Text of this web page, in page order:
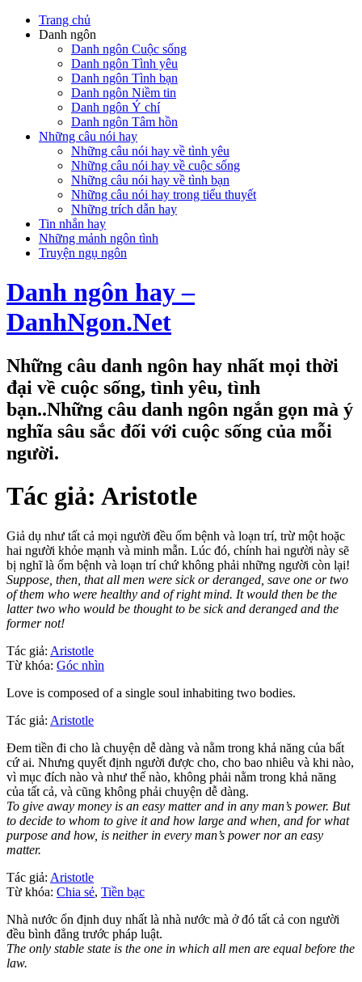
Trang chủ
Danh ngôn
Danh ngôn Cuộc sống
Danh ngôn Tình yêu
Danh ngôn Tình bạn
Danh ngôn Niềm tin
Danh ngôn Ý chí
Danh ngôn Tâm hồn
Những câu nói hay
Những câu nói hay về tình yêu
Những câu nói hay về cuộc sống
Những câu nói hay về tình bạn
Những câu nói hay trong tiểu thuyết
Những trích dẫn hay
Tin nhắn hay
Những mảnh ngôn tình
Truyện ngụ ngôn
Danh ngôn hay –
DanhNgon.Net
Những câu danh ngôn hay nhất mọi thời
đại về cuộc sống, tình yêu, tình
bạn..Những câu danh ngôn ngắn gọn mà ý
nghĩa sâu sắc đối với cuộc sống của mỗi
người.
Tác giả: Aristotle
Giả dụ như tất cả mọi người đều ốm bệnh và loạn trí, trừ một hoặc
hai người khỏe mạnh và minh mẫn. Lúc đó, chính hai người này sẽ
bị nghĩ là ốm bệnh và loạn trí chứ không phải những người còn lại!
Suppose, then, that all men were sick or deranged, save one or two
of them who were healthy and of right mind. It would then be the
latter two who would be thought to be sick and deranged and the
former not!
Tác giả: Aristotle
Từ khóa: Góc nhìn
Love is composed of a single soul inhabiting two bodies.
Tác giả: Aristotle
Đem tiền đi cho là chuyện dễ dàng và nằm trong khả năng của bất
cứ ai. Nhưng quyết định người được cho, cho bao nhiêu và khi nào,
vì mục đích nào và như thế nào, không phải nằm trong khả năng
của tất cả, và cũng không phải chuyện dễ dàng.
To give away money is an easy matter and in any man’s power. But
to decide to whom to give it and how large and when, and for what
purpose and how, is neither in every man’s power nor an easy
matter.
Tác giả: Aristotle
Từ khóa: Chia sẻ, Tiền bạc
Nhà nước ổn định duy nhất là nhà nước mà ở đó tất cả con người
đều bình đẳng trước pháp luật.
The only stable state is the one in which all men are equal before the
law.